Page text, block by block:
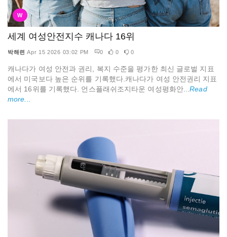
W
세계 여성안전지수 캐나다 16위
박해련 Apr 15 2026 03:02 PM 0 0 0
캐나다가 여성 안전과 권리, 복지 수준을 평가한 최신 글로벌 지표
에서 미국보다 높은 순위를 기록했다.캐나다가 여성 안전권리 지표
에서 16위를 기록했다. 언스플래쉬조지타운 여성평화안...Read
more...